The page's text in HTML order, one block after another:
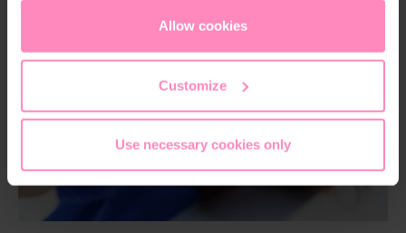
appropriate level of data protection. You can
only allow necessary cookies
access and change your chosen setting at any time in
Allow cookies
Customize
Use necessary cookies only